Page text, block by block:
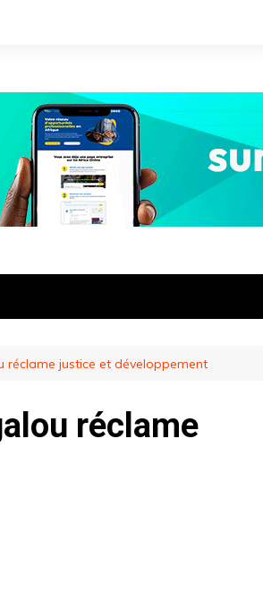
ECONOMIE
réclame justice et développement
réclame